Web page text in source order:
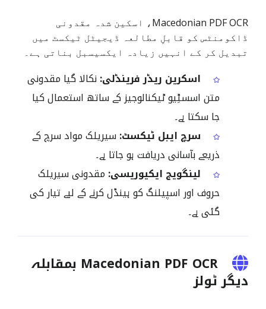
Macedonian PDF OCR، اسکین شدہ مقدونی
ڈاکومنٹس کو قابلِ مطالعہ ڈیجیٹل ٹیکسٹ میں
تبدیل کر کے انہیں زیادہ ایکسیسبل بناتی ہے۔
اسکرین ریڈر فرینڈلی:نکالا گیا مقدونی
متن اسسٹِیو ٹیکنالوجیز کے ساتھ استعمال کیا
جا سکتا ہے۔
سرچ ایبل ٹیکسٹ: سیریلک مواد سرچ کے
ذریعے بآسانی دریافت ہو جاتا ہے۔
لینگویج ایکیوریسی: مقدونی سیریلک
حروف اور اسپیلنگ کو ہینڈل کرنے کے لیے تیار کی
گئی ہے۔
Macedonian PDF OCR بمقابلہ
دیگر ٹولز